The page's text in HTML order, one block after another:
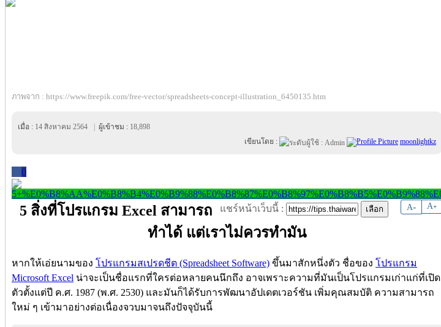
ภาพจาก : https://www.freepik.com/free-vector/spreadsheets-concept-illustration_6450135.htm
เมื่อ : 14 สิงหาคม 2564 ผู้เข้าชม : 18,898
เขียนโดย :
moonlightkz
0
A- A+
แชร์หน้าเว็บนี้ :
5 สิ่งที่โปรแกรม Excel สามารถ
ทำได้ แต่เราไม่ควรทำมัน
หากให้เอ่ยนามของ โปรแกรมสเปรดชีต (Spreadsheet Software) ขึ้นมาสักหนึ่งตัว ชื่อของ โปรแกรม
Microsoft Excel น่าจะเป็นชื่อแรกที่ใครต่อหลายคนนึกถึง อาจเพราะความที่มันเป็นโปรแกรมเก่าแก่ที่เปิด
ตัวตั้งแต่ปี ค.ศ. 1987 (พ.ศ. 2530) และมันก็ได้รับการพัฒนาอัปเดตเวอร์ชัน เพิ่มคุณสมบัติ ความสามารถ
ใหม่ ๆ เข้ามาอย่างต่อเนื่องจวบมาจนถึงปัจจุบันนี้